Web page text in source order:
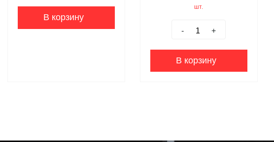
В корзину
шт.
- +
В корзину